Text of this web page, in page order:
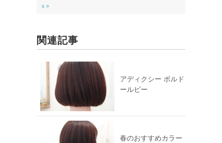
有
(新
し
ィ
ン
ド
ウ
で
開
き
す)
ク
リ
ッ
し
だ
さ
い
(新
し
い
ウ
ィ
ン
ド
s »
関連記事
アディクシー ボルド
ールビー
春のおすすめカラー